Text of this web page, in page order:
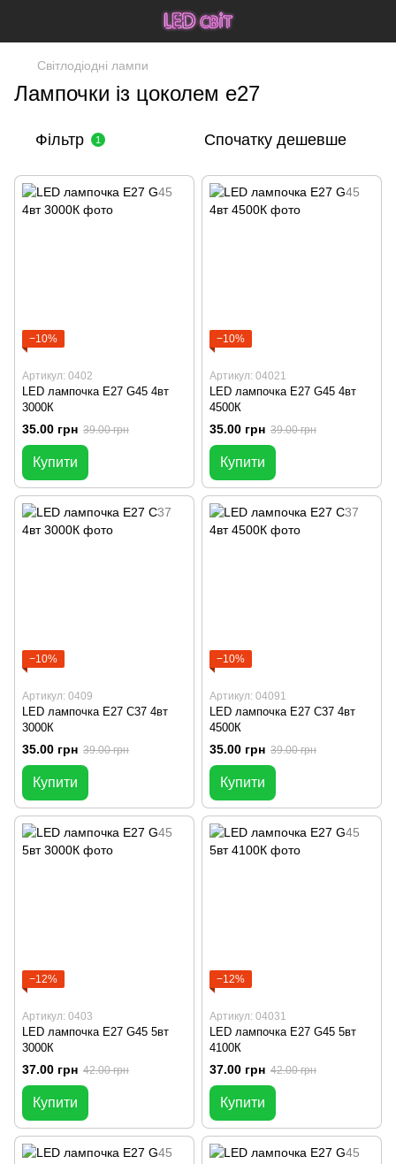
Світлодіодні лампи
Лампочки із цоколем е27
Фільтр 1 Спочатку дешевше
−10%
Артикул: 0402
LED лампочка E27 G45 4вт
3000К
35.00 грн 39.00 грн
Купити
−10%
Артикул: 04021
LED лампочка E27 G45 4вт
4500К
35.00 грн 39.00 грн
Купити
−10%
Артикул: 0409
LED лампочка E27 C37 4вт
3000К
35.00 грн 39.00 грн
Купити
−10%
Артикул: 04091
LED лампочка E27 C37 4вт
4500К
35.00 грн 39.00 грн
Купити
−12%
Артикул: 0403
LED лампочка E27 G45 5вт
3000К
37.00 грн 42.00 грн
Купити
−12%
Артикул: 04031
LED лампочка E27 G45 5вт
4100К
37.00 грн 42.00 грн
Купити